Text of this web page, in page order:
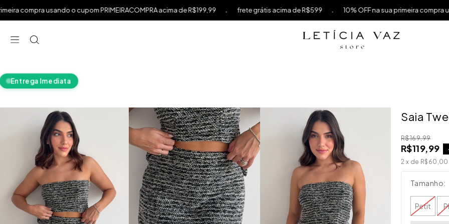
usando o cupom PRIMEIRACOMPRA acima de R$199,99 . frete grátis acima de R$599 . 10% OFF na sua primeira compra usando
Entrega Imediata
Saia
R$169,99
R$119,99
2 x de R$60,00
Tamanho:
Petit